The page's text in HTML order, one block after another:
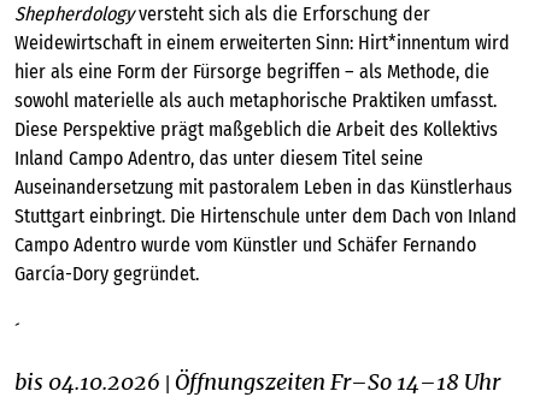
Shepherdologyversteht sich als die Erforschung der
Weidewirtschaft in einem erweiterten Sinn: Hirt*innentum wird
hier als eine Form der Fürsorge begriffen – als Methode, die
sowohl materielle als auch metaphorische Praktiken umfasst.
Diese Perspektive prägt maßgeblich die Arbeit des Kollektivs
Inland Campo Adentro, das unter diesem Titel seine
Auseinandersetzung mit pastoralem Leben in das Künstlerhaus
Stuttgart einbringt. Die Hirtenschule unter dem Dach von Inland
Campo Adentro wurde vom Künstler und Schäfer Fernando
García-Dory gegründet.
´
bis 04.10.2026 Öffnungszeiten Fr–So 14–18 Uhr